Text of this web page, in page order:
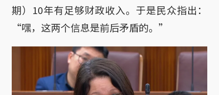
期）10年有足够财政收入。于是民众指出：
“嘿，这两个信息是前后矛盾的。”